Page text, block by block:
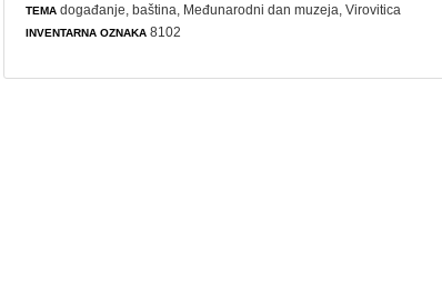
TEMA događanje ,baština Međunarodni dan muzeja , Virovitica
INVENTARNA OZNAKA 8102